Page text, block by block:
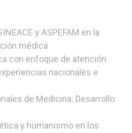
y ASPEFAM en la
médica
con enfoque de atención
nacionales e
de Medicina: Desarrollo
y humanismo en los